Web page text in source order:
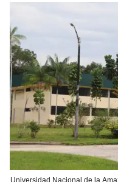
Universidad Nacional de la